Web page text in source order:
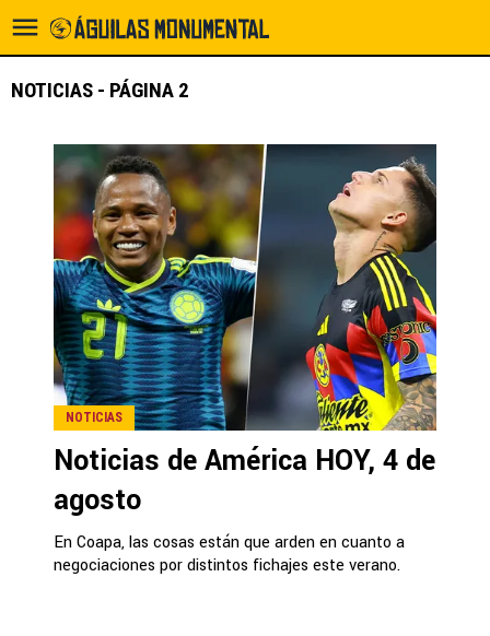
NOTICIAS - PÁGINA 2
NOTICIAS
Noticias de América HOY, 4 de
agosto
En Coapa, las cosas están que arden en cuanto a
negociaciones por distintos fichajes este verano.